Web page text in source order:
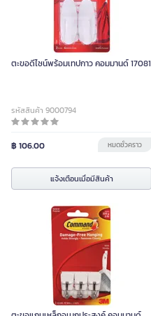
ตะขอดีไซน์พร้อมเทปกาว คอมมานด์ 17081
รหัสสินค้า 9000794
฿ 106.00 หมดชั่วคราว
แจ้งเตือนเมื่อมีสินค้า